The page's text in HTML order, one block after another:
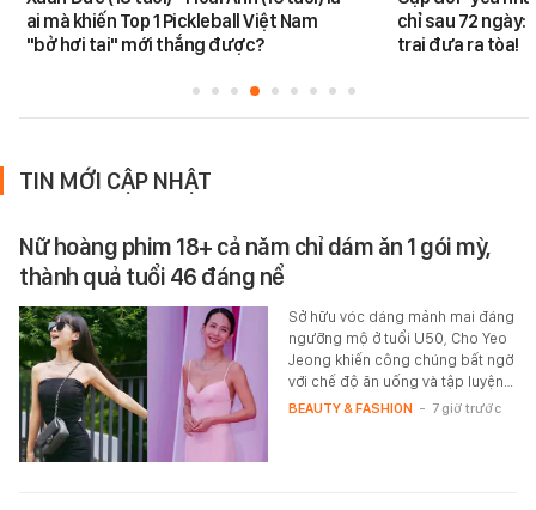
ai mà khiến Top 1 Pickleball Việt Nam
"bở hơi tai" mới thắng được?
chỉ sau 72 ngày:
trai đưa ra tòa!
TIN MỚI CẬP NHẬT
Nữ hoàng phim 18+ cả năm chỉ dám ăn 1 gói mỳ,
thành quả tuổi 46 đáng nể
Sở hữu vóc dáng mảnh mai đáng
ngưỡng mộ ở tuổi U50, Cho Yeo
Jeong khiến công chúng bất ngờ
với chế độ ăn uống và tập luyện…
BEAUTY & FASHION - 7 giờ trước